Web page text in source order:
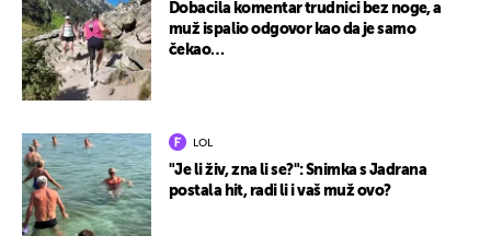
Dobacila komentar trudnici bez noge, a
muž ispalio odgovor kao da je samo
čekao…
LOL
"Je li živ, zna li se?": Snimka s Jadrana
postala hit, radi li i vaš muž ovo?